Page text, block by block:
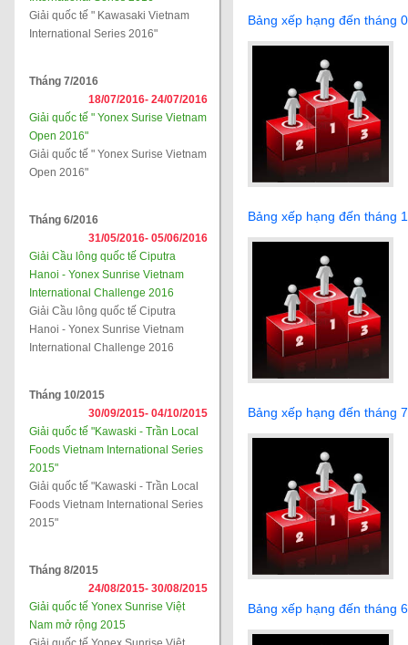
Giải quốc tế " Kawasaki Vietnam
International Series 2016"
Tháng 7/2016
18/07/2016- 24/07/2016
Giải quốc tế " Yonex Surise Vietnam
Open 2016"
Giải quốc tế " Yonex Surise Vietnam
Open 2016"
Tháng 6/2016
31/05/2016- 05/06/2016
Giải Cầu lông quốc tế Ciputra
Hanoi - Yonex Sunrise Vietnam
International Challenge 2016
Giải Cầu lông quốc tế Ciputra
Hanoi - Yonex Sunrise Vietnam
International Challenge 2016
Tháng 10/2015
30/09/2015- 04/10/2015
Giải quốc tế "Kawaski - Trần Local
Foods Vietnam International Series
2015"
Giải quốc tế "Kawaski - Trần Local
Foods Vietnam International Series
2015"
Tháng 8/2015
24/08/2015- 30/08/2015
Giải quốc tế Yonex Sunrise Việt
Nam mở rộng 2015
Bảng xếp hạng đến tháng
Bảng xếp hạng đến tháng
Bảng xếp hạng đến tháng
Bảng xếp hạng đến tháng